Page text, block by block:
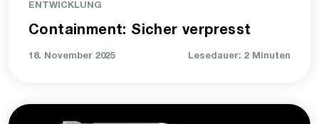
ENTWICKLUNG
Containment: Sicher verpresst
18. November 2025 Lesedauer: 2 Minuten